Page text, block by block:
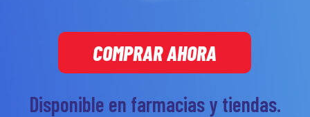
COMPRAR AHORA
Disponible en farmacias y tiendas.